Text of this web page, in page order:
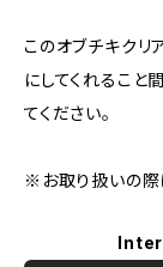
このオブチキクリ
にしてくれること
てください。
※お取り扱いの際